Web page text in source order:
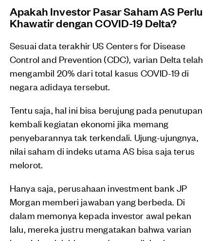
Apakah Investor Pasar Saham AS Perlu
Khawatir dengan COVID-19 Delta?
Sesuai data terakhir US Centers for Disease
Control and Prevention (CDC), varian Delta telah
mengambil 20% dari total kasus COVID-19 di
negara adidaya tersebut.
Tentu saja, hal ini bisa berujung pada penutupan
kembali kegiatan ekonomi jika memang
penyebarannya tak terkendali. Ujung-ujungnya,
nilai saham di indeks utama AS bisa saja terus
melorot.
Hanya saja, perusahaan investment bank JP
Morgan memberi jawaban yang berbeda. Di
dalam memonya kepada investor awal pekan
lalu, mereka justru mengatakan bahwa varian